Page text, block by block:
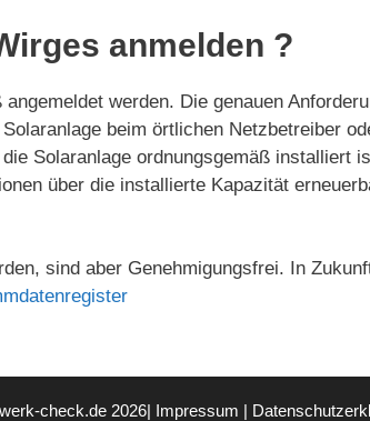
anmelden ?
werden. Die genauen
beim örtlichen Netzbetreiber
Solaranlage ordnungsgemäß installiert
über die installierte Kapazität
sind aber Genehmigungsfrei. In
check.de 2026| Impressum